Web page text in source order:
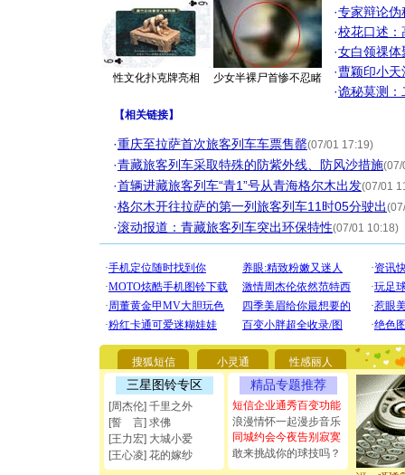
性文化扑克牌亮相 少女半裸尸首惨不忍睹
·专家辩论伪
·校花口述：
·女白领祼体
·曹颖印小天
·诡秘莫测：
【相关链接】
·重庆至拉萨首次旅客列车车票售罄(07/01 17:19)
·青藏旅客列车采取特殊的防紫外线、防风沙措施(07/
·首辆进藏旅客列车“青1”号从青海格尔木出发(07/01
·格尔木开往拉萨的第一列旅客列车11时05分驶出
·滚动报道：青藏旅客列车突出环保特性(07/01 10:18)
搜狐短信 小灵通 性感丽人
三星图铃专区
[周杰伦] 千里之外
[誓 言] 求佛
[王力宏] 大城小爱
[王心凌] 花的嫁纱
精品专题推荐
短信企业通秀百变功能
浪漫情怀一起漫步音乐
同城约会今夜告别寂寞
敢来挑战你的球技吗？
[圣诞节]
要平安
[圣诞节]
能正大
都要快乐
[圣诞节]
如意,快
[元旦]看
断电。爱
你是我专
[元旦]如
起；二是
离。水晶
[元旦]当
泣，这痛